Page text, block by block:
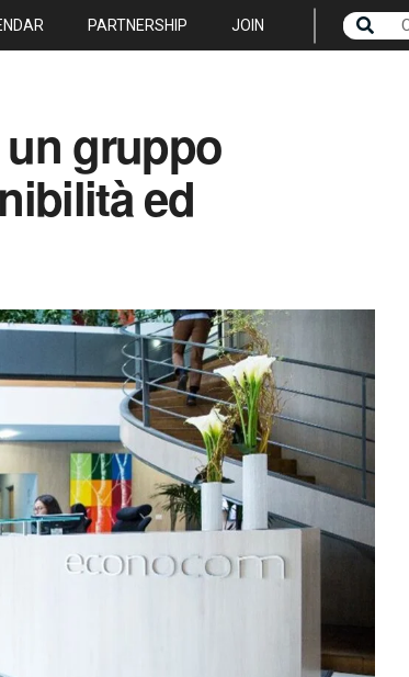
PARTNERSHIP JOIN
gruppo
ed